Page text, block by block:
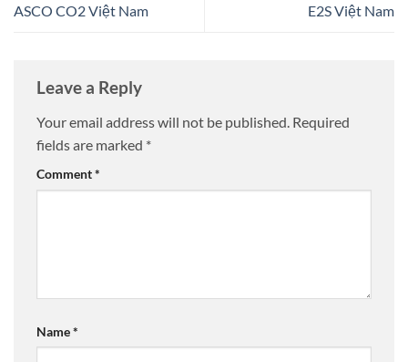
ASCO CO2 Việt Nam E2S Việt Nam
Leave a Reply
Your email address will not be published. Required
fields are marked *
Comment*
Name*